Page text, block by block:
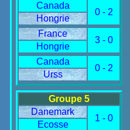
Canada
0 - 2
Hongrie
France
3 - 0
Hongrie
Canada
0 - 2
Urss
Groupe 5
Danemark
1 - 0
Ecosse